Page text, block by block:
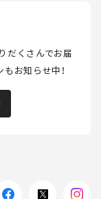
だくさんでお届
お知らせ中！